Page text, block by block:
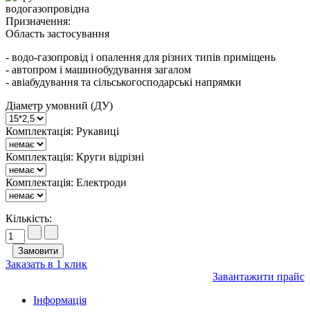
Призначення:
Область застосування
- водо-газопровід і опалення для різних типів приміщень
- автопром і машинобудування загалом
- авіабудування та сільськогосподарські напрямки
Діаметр умовний (ДУ)
Комплектація: Рукавиці
Комплектація: Круги відрізні
Комплектація: Електроди
Кількість:
Заказать в 1 клик
Завантажити прайс
Інформація